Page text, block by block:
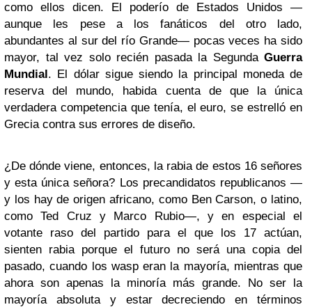
como ellos dicen. El poderío de Estados Unidos —
aunque les pese a los fanáticos del otro lado,
abundantes al sur del río Grande— pocas veces ha sido
mayor, tal vez solo recién pasada la Segunda Guerra
Mundial. El dólar sigue siendo la principal moneda de
reserva del mundo, habida cuenta de que la única
verdadera competencia que tenía, el euro, se estrelló en
Grecia contra sus errores de diseño.
¿De dónde viene, entonces, la rabia de estos 16 señores
y esta única señora? Los precandidatos republicanos —
y los hay de origen africano, como Ben Carson, o latino,
como Ted Cruz y Marco Rubio—, y en especial el
votante raso del partido para el que los 17 actúan,
sienten rabia porque el futuro no será una copia del
pasado, cuando los wasp eran la mayoría, mientras que
ahora son apenas la minoría más grande. No ser la
mayoría absoluta y estar decreciendo en términos